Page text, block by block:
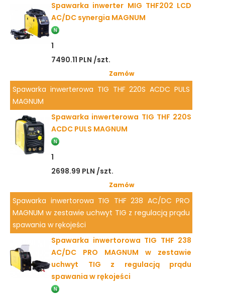
Spawarka inwerter MIG THF202 LCD
AC/DC synergia MAGNUM
1
7490.11 PLN /szt.
Zamów
Spawarka inwerterowa TIG THF 220S ACDC PULS
MAGNUM
Spawarka inwerterowa TIG THF 220S
ACDC PULS MAGNUM
1
2698.99 PLN /szt.
Zamów
Spawarka inwertorowa TIG THF 238 AC/DC PRO
MAGNUM w zestawie uchwyt TIG z regulacją prądu
spawania w rękojeści
Spawarka inwertorowa TIG THF 238
AC/DC PRO MAGNUM w zestawie
uchwyt TIG z regulacją prądu
spawania w rękojeści